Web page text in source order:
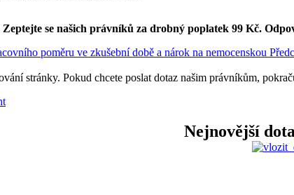
se našich právníků za drobný poplatek 99 Kč.
poměru ve zkušební době a nárok na nemocenskou
stránky. Pokud chcete poslat dotaz našim právníkům,
Nejnovější